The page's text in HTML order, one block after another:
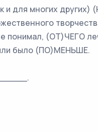
и для многих
понимал, (ОТ)ЧЕГО
было (ПО)МЕНЬШЕ.